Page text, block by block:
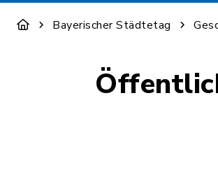
Bayerischer Städtetag